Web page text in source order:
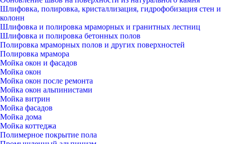
Шлифовка, полировка, кристаллизация, гидрофобизация стен и
колонн
Шлифовка и полировка мраморных и гранитных лестниц
Шлифовка и полировка бетонных полов
Полировка мраморных полов и других поверхностей
Полировка мрамора
Мойка окон и фасадов
Мойка окон
Мойка окон после ремонта
Мойка окон альпинистами
Мойка витрин
Мойка фасадов
Мойка дома
Мойка коттеджа
Полимерное покрытие пола